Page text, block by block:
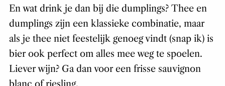
En wat drink je dan bij die dumplings? Thee en
dumplings zijn een klassieke combinatie, maar
als je thee niet feestelijk genoeg vindt (snap ik) is
bier ook perfect om alles mee weg te spoelen.
Liever wijn? Ga dan voor een frisse sauvignon